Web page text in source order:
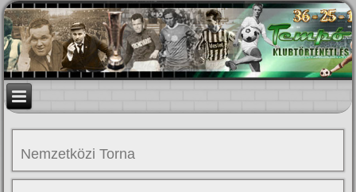
Nemzetközi Torna